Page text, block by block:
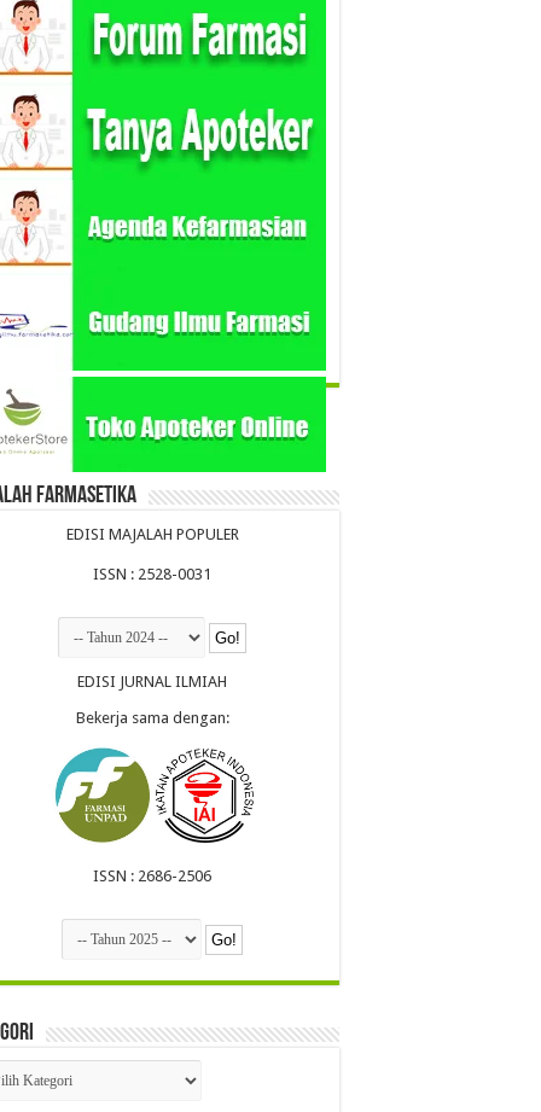
Farmasetika
EDISI MAJALAH POPULER
ISSN : 2528-0031
EDISI JURNAL ILMIAH
Bekerja sama dengan:
ISSN : 2686-2506